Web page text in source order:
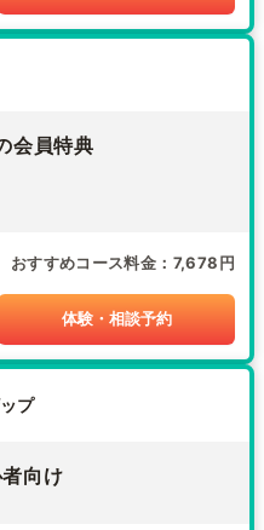
会員特典
おすすめコース料金 7,678円
体験・相談予約
プ
向け